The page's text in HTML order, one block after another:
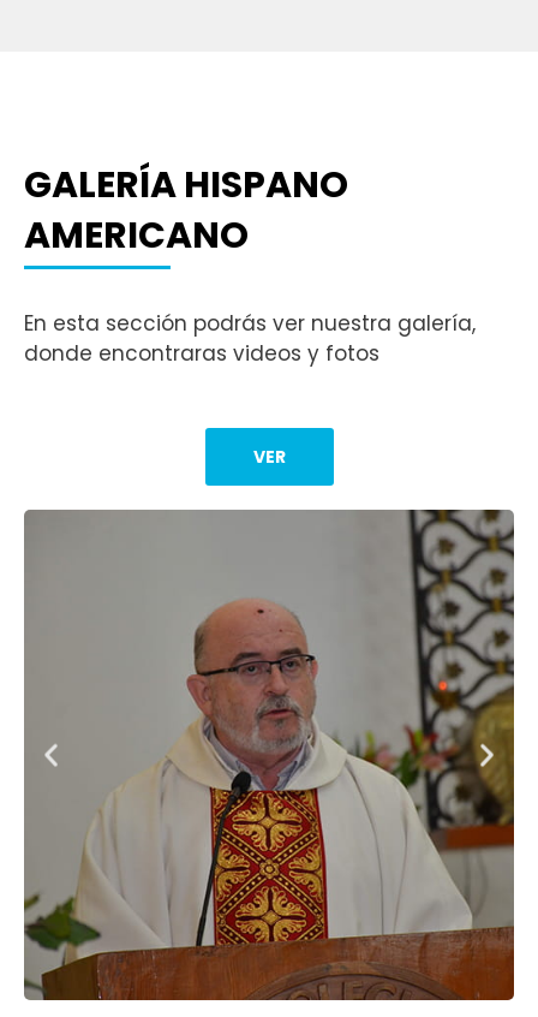
GALERÍA HISPANO
AMERICANO
En esta sección podrás ver nuestra galería,
donde encontraras videos y fotos
VER
Previous Next